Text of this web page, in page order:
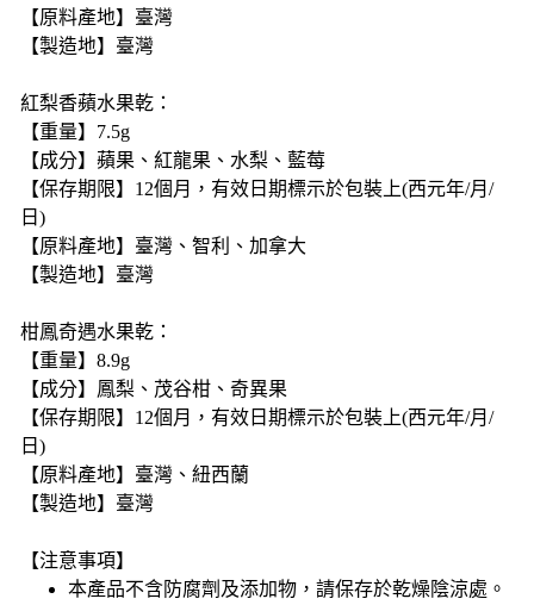
【原料產地】臺灣
【製造地】臺灣
紅梨香蘋水果乾：
【重量】7.5g
【成分】蘋果、紅龍果、水梨、藍莓
【保存期限】12個月，有效日期標示於包裝上(西元年/月/
日)
【原料產地】臺灣、智利、加拿大
【製造地】臺灣
柑鳳奇遇水果乾：
【重量】8.9g
【成分】鳳梨、茂谷柑、奇異果
【保存期限】12個月，有效日期標示於包裝上(西元年/月/
日)
【原料產地】臺灣、紐西蘭
【製造地】臺灣
【注意事項】
本產品不含防腐劑及添加物，請保存於乾燥陰涼處。